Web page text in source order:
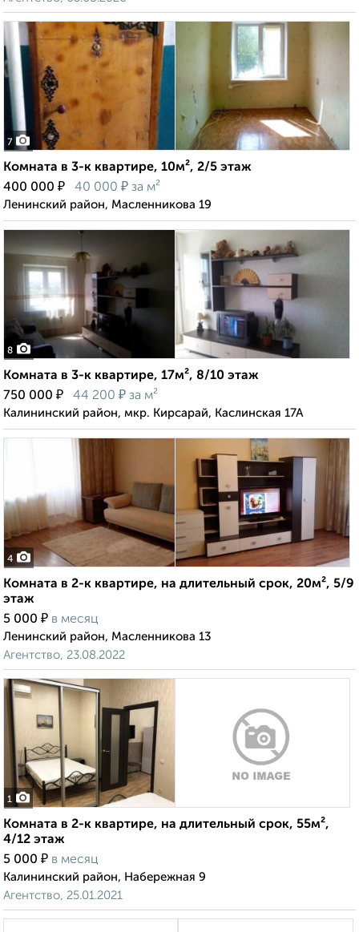
7
Комната в 3-к квартире, 10м², 2/5 этаж
400 000 ₽ 40 000 ₽ за м²
Ленинский район, Масленникова 19
8
Комната в 3-к квартире, 17м², 8/10 этаж
750 000 ₽ 44 200 ₽ за м²
Калининский район, мкр. Кирсарай, Каслинская 17А
4
Комната в 2-к квартире, на длительный срок, 20м², 5/9
этаж
5 000 ₽ в месяц
Ленинский район, Масленникова 13
Агентство, 23.08.2022
1
Комната в 2-к квартире, на длительный срок, 55м²,
4/12 этаж
5 000 ₽ в месяц
Калининский район, Набережная 9
Агентство, 25.01.2021